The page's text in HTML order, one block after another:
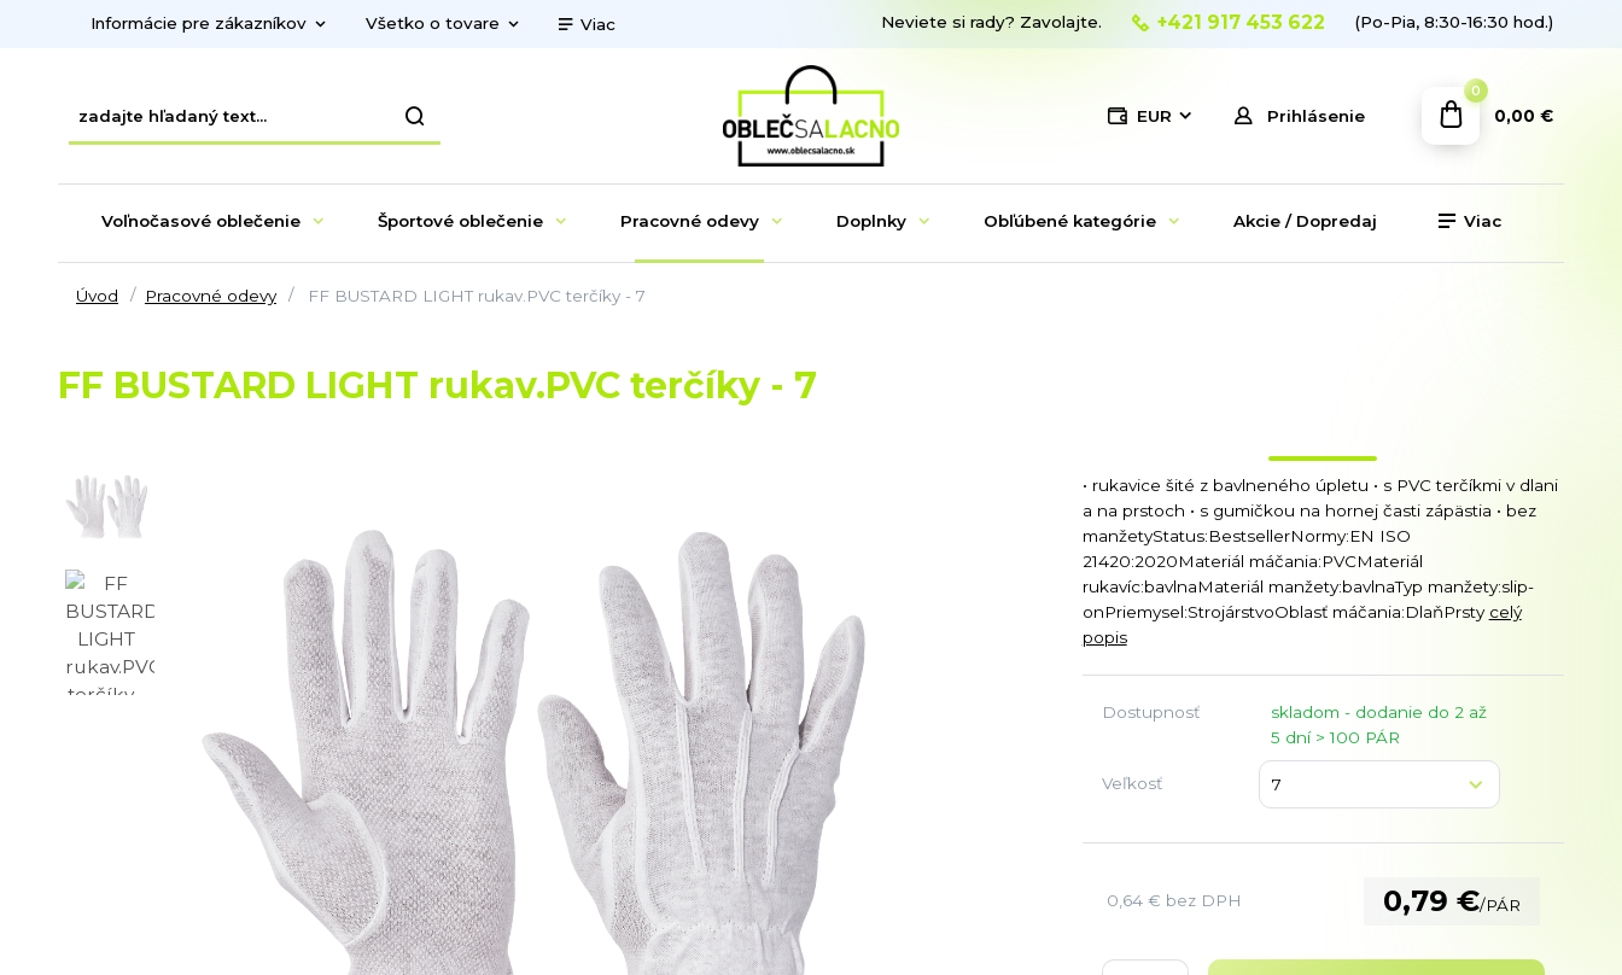
Informácie pre zákazníkov Všetko o tovare Viac
EUR Prihlásenie
Neviete si rady? Zavolajte. +421 917 453 622 (Po-Pia, 8:30-16:30 hod.)
0
0,00 €
Voľnočasové oblečenie Športové oblečenie Pracovné odevy Doplnky Obľúbené kategórie Akcie / Dopredaj Viac
Úvod Pracovné odevy FF BUSTARD LIGHT rukav.PVC terčíky - 7
FF BUSTARD LIGHT rukav.PVC terčíky - 7
• rukavice šité z bavlneného úpletu • s PVC terčíkmi v dlani
a na prstoch • s gumičkou na hornej časti zápästia • bez
manžetyStatus:BestsellerNormy:EN ISO
21420:2020Materiál máčania:PVCMateriál
rukavíc:bavlnaMateriál manžety:bavlnaTyp manžety:slip-
onPriemysel:StrojárstvoOblasť máčania:DlaňPrsty celý
popis
Dostupnosť
skladom - dodanie do 2 až
5 dní > 100 PÁR
Veľkosť
0,79 €/PÁR
0,64 € bez DPH